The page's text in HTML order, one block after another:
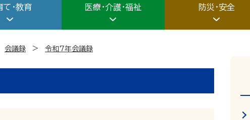
て・教育 医療・介護・福祉 防災・安全
会議録 令和7年会議録